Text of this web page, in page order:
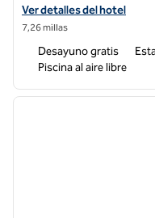
Ver detalles del hotel
Ver detalles del hotel
7,26 millas
Desayuno gratis
Piscina al aire libre
1 de 12